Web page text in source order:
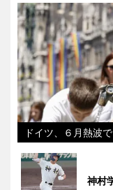
ドイツ、６月熱波
神村